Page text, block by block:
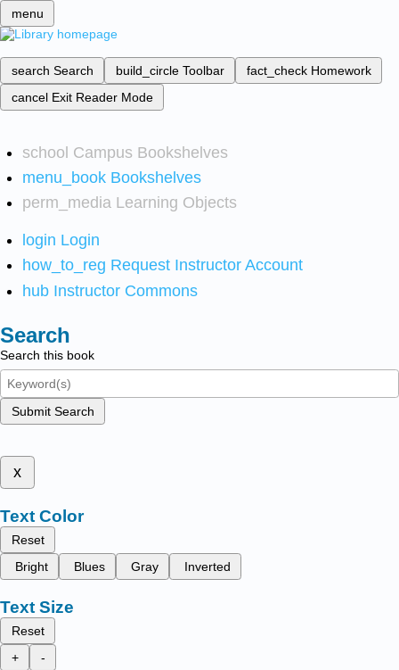
menu
search Search build_circle Toolbar fact_check Homework
cancel Exit Reader Mode
school Campus Bookshelves
menu_book Bookshelves
perm_media Learning Objects
login Login
how_to_reg Request Instructor Account
hub Instructor Commons
Search
Search this book
Submit Search
x
Text Color
Reset
Bright
Blues Gray Inverted
Text Size
Reset
+
-